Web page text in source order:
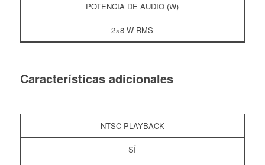
POTENCIA DE AUDIO (W)
2×8 W RMS
Características adicionales
NTSC PLAYBACK
SÍ